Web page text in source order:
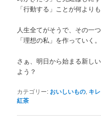
「行動する」ことが何よりも
人生全てがそうで、その一
「理想の私」を作っていく。
さぁ、明日から始まる新し
よう？
カテゴリー: おいしいもの, キ
紅茶